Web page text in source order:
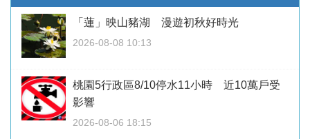
「蓮」映山豬湖 漫遊初秋好時光
2026-08-08 10:13
桃園5行政區8/10停水11小時 近10萬戶受
影響
2026-08-06 18:15